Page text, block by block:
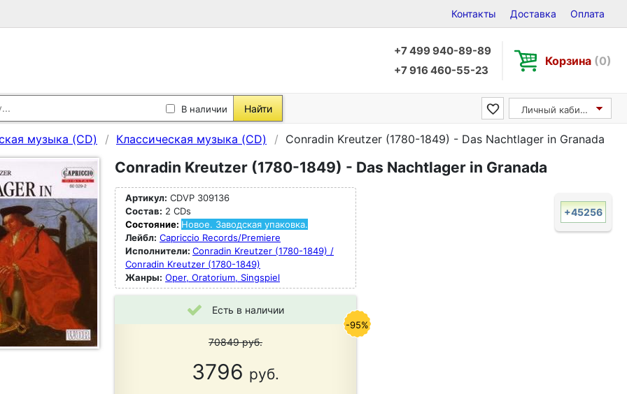
Контакты Доставка Оплата
+7 499 940-89-89
+7 916 460-55-23
Корзина (0)
В наличии Найти Личный кабинет
музыка (CD) Классическая музыка (CD) Conradin Kreutzer (1780-1849) - Das Nachtlager in Granada
Conradin Kreutzer (1780-1849) - Das Nachtlager in Granada
Артикул: CDVP 309136
Состав: 2 CDs
Состояние: Новое. Заводская упаковка.
Лейбл: Capriccio Records/Premiere
Исполнители: Conradin Kreutzer (1780-1849) /
Conradin Kreutzer (1780-1849)
Жанры: Oper, Oratorium, Singspiel
Есть в наличии
70849руб.
3796 руб.
-95%
+45256